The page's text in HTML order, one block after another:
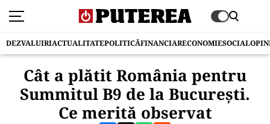
DEZVALUIRIACTUALITATEPOLITICĂFINANCIARECONOMIESOCIAL
Cât a plătit România pentru
Summitul B9 de la București.
Ce merită observat